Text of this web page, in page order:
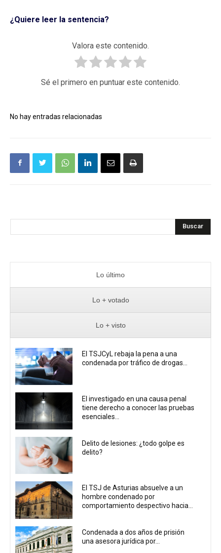
¿Quiere leer la sentencia?
Valora este contenido.
Sé el primero en puntuar este contenido.
No hay entradas relacionadas
Buscar
Lo último
Lo + votado
Lo + visto
El TSJCyL rebaja la pena a una
condenada por tráfico de drogas...
El investigado en una causa penal
tiene derecho a conocer las pruebas
esenciales...
Delito de lesiones: ¿todo golpe es
delito?
El TSJ de Asturias absuelve a un
hombre condenado por
comportamiento despectivo hacia...
Condenada a dos años de prisión
una asesora jurídica por...